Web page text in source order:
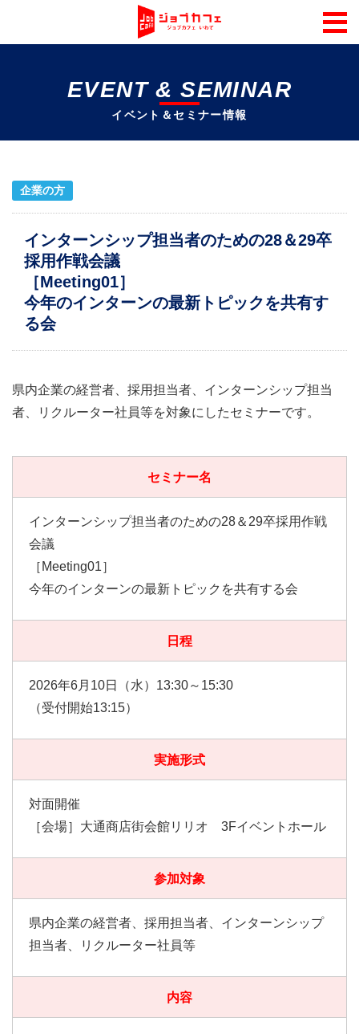
EVENT & SEMINAR
イベント＆セミナー情報
企業の方
インターンシップ担当者のための28＆29卒
採用作戦会議
［Meeting01］
今年のインターンの最新トピックを共有す
る会
県内企業の経営者、採用担当者、インターンシップ担当
者、リクルーター社員等を対象にしたセミナーです。
セミナー名
インターンシップ担当者のための28＆29卒採用作戦
会議
［Meeting01］
今年のインターンの最新トピックを共有する会
日程
2026年6月10日（水）13:30～15:30
（受付開始13:15）
実施形式
対面開催
［会場］大通商店街会館リリオ 3Fイベントホール
参加対象
県内企業の経営者、採用担当者、インターンシップ
担当者、リクルーター社員等
内容